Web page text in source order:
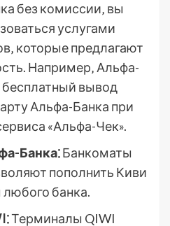
без комиссии‚ вы
услугами
которые предлагают
Например‚ Альфа-
бесплатный вывод
Альфа-Банка при
«Альфа-Чек».
Банка⁚Банкоматы
пополнить Киви
банка.
Терминалы QIWI